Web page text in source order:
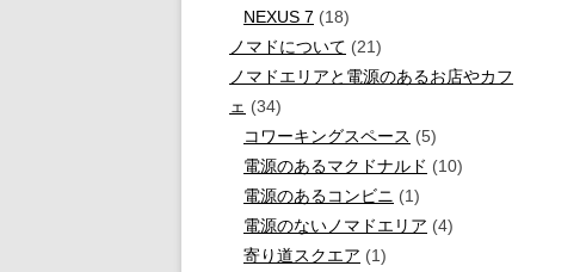
NEXUS 7 (18)
ノマドについて (21)
ノマドエリアと電源のあるお店やカフ
ェ (34)
コワーキングスペース (5)
電源のあるマクドナルド (10)
電源のあるコンビニ (1)
電源のないノマドエリア (4)
寄り道スクエア (1)